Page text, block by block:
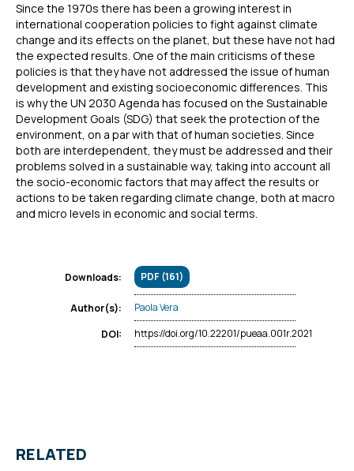
Since the 1970s there has been a growing interest in
international cooperation policies to fight against climate
change and its effects on the planet, but these have not had
the expected results. One of the main criticisms of these
policies is that they have not addressed the issue of human
development and existing socioeconomic differences. This
is why the UN 2030 Agenda has focused on the Sustainable
Development Goals (SDG) that seek the protection of the
environment, on a par with that of human societies. Since
both are interdependent, they must be addressed and their
problems solved in a sustainable way, taking into account all
the socio-economic factors that may affect the results or
actions to be taken regarding climate change, both at macro
and micro levels in economic and social terms.
Downloads: PDF (161)
Author(s):
Paola Vera
DOI:
https://doi.org/10.22201/pueaa.001r.2021
RELATED